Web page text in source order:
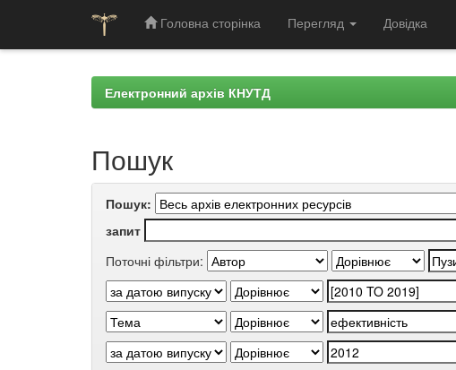
Головна сторінка Перегляд Довідка
Електронний архів КНУТД
Пошук
Пошук:
запит
Поточні фільтри: